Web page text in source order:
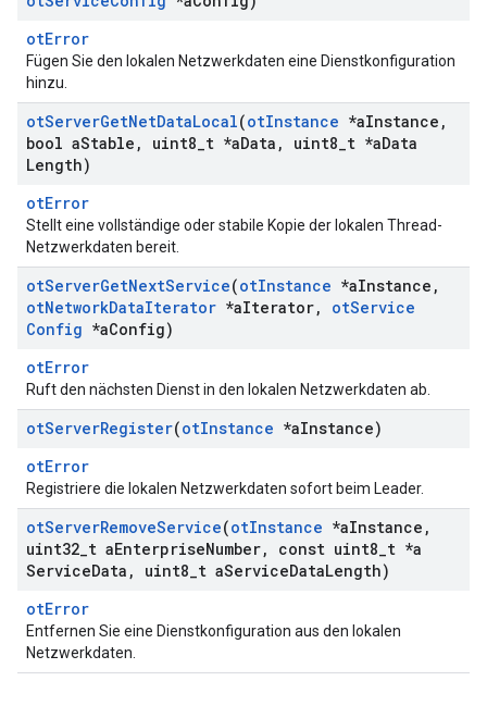
otError
Fügen Sie den lokalen Netzwerkdaten eine Dienstkonfiguration
hinzu.
otServerGetNetDataLocal(otInstance *aInstance ,
bool aStable , uint8 t *aData , uint8 t *aData
Length)
otError
Stellt eine vollständige oder stabile Kopie der lokalen Thread-
Netzwerkdaten bereit.
otServerGetNextService(otInstance *aInstance ,
otNetworkDataIterator *aIterator, otService
Config *aConfig)
otError
Ruft den nächsten Dienst in den lokalen Netzwerkdaten ab.
otServerRegister(otInstance *aInstance)
otError
Registriere die lokalen Netzwerkdaten sofort beim Leader.
otServerRemoveService(otInstance *aInstance ,
uint32 t aEnterpriseNumber, const uint8 t *a
ServiceData , uint8 t aServiceDataLength)
otError
Entfernen Sie eine Dienstkonfiguration aus den lokalen
Netzwerkdaten.